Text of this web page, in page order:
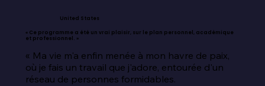
United States
« Ce programme a été un vrai plaisir, sur le plan personnel, académique
et professionnel. »
« Ma vie m'a enfin menée à mon havre de paix,
où je fais un travail que j'adore, entourée d'un
réseau de personnes formidables.